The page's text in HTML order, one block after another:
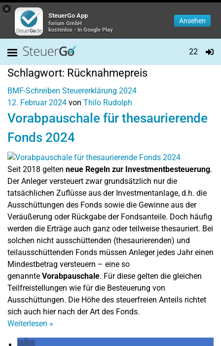
×
SteuerGo App
forium GmbH
kostenlos - In Google Play
Ansehen
22
Schlagwort: Rücknahmepreis
BMF-Schreiben Steuererklärung 2024
12. Februar 2024 von Thilo Rudolph
Vorabpauschale für thesaurierende
Fonds 2024
Seit 2018 gelten neue Regeln zur Investmentbesteuerung.
Der Anleger versteuert zwar grundsätzlich nur die
tatsächlichen Zuflüsse aus der Investmentanlage, d.h. die
Ausschüttungen des Fonds sowie die Gewinne aus der
Veräußerung oder Rückgabe der Fondsanteile. Doch häufig
werden die Erträge auch ganz oder teilweise thesauriert. Bei
solchen nicht ausschüttenden (thesaurierenden) und
teilausschüttenden Fonds müssen Anleger jedes Jahr einen
Mindestbetrag versteuern – eine so
genannte Vorabpauschale. Für diese gelten die gleichen
Teilfreistellungen wie für die Besteuerung von
Ausschüttungen. Die Höhe des steuerfreien Anteils richtet
sich auch hier nach der Art des Fonds.
Weiterlesen »